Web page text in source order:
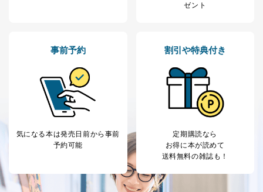
当社は、本人から、開示対象個人情報について利用目的
の通知を求められた場合には、遅滞なくこれに応じま
す。ただし、以下①～④のいずれかに該当する場合は、
は、本人に遅滞無くその旨を通知するとともに、理由を
説明させていただきます。
①利用目的を本人に通知し、又は公表することによって
本人又は第三者の生命、身体、財産その他の権利利益を
害するおそれがある場合
ゼント
事前予約
気になる本は発売日前から事前
予約可能
割引や特典付き
定期購読なら
お得に本が読めて
送料無料の雑誌も！